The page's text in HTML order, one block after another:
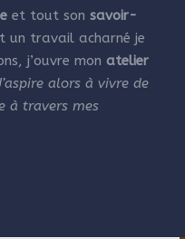
et tout son savoir-
un travail acharné je
j’ouvre mon atelier
alors à vivre de
à travers mes